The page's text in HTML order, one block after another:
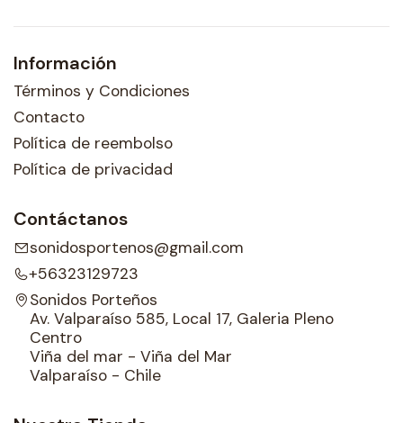
Información
Términos y Condiciones
Contacto
Política de reembolso
Política de privacidad
Contáctanos
sonidosportenos@gmail.com
+56323129723
Sonidos Porteños
Av. Valparaíso 585, Local 17, Galeria Pleno
Centro
Viña del mar - Viña del Mar
Valparaíso - Chile